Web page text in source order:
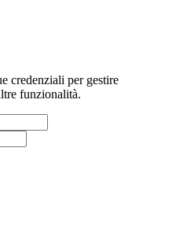
credenziali per gestire
funzionalità.